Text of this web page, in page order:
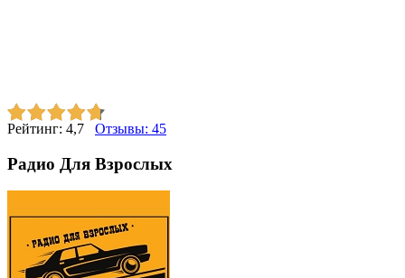
Рейтинг: 4,7 Отзывы: 45
Радио Для Взрослых